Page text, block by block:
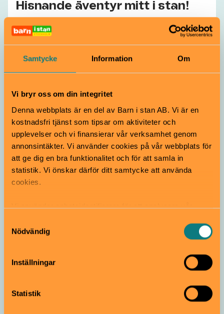
Samtycke Information Om
Vi bryr oss om din integritet
Denna webbplats är en del av Barn i stan AB. Vi är en
kostnadsfri tjänst som tipsar om aktiviteter och
upplevelser och vi finansierar vår verksamhet genom
annonsintäkter. Vi använder cookies på vår webbplats för
att ge dig en bra funktionalitet och för att samla in
statistik. Vi önskar därför ditt samtycke att använda
cookies.
Vi använder enhetsidentifierare för att analysera vår
samt tillhandahålla funktioner för sociala medier. Vi
vidarebefordrar även sådana identifierare och annan
information från din enhet till de sociala medier och
annons- och analysföretag som vi samarbetar med.
information som du har tillhandahållit eller som de har
Nödvändig
Inställningar
Statistik
Hisnande äventyr mitt i stan!
Upplev Hammarbybackens aktivitetsutbud på med
HammarbybackenPasset! Åk och aktivera dig så mycket
du vill under tre timmar!
Hammarbybacken | Johanneshov
Sportigt
Sports Club Vallentuna
Från 5 år
Sports Club Vallentuna erbjuder träning för alla oavsett
hinderbana, Ninja World.